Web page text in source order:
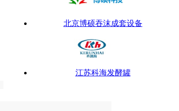
北京博硕吞沫成套设备
江苏科海发酵罐